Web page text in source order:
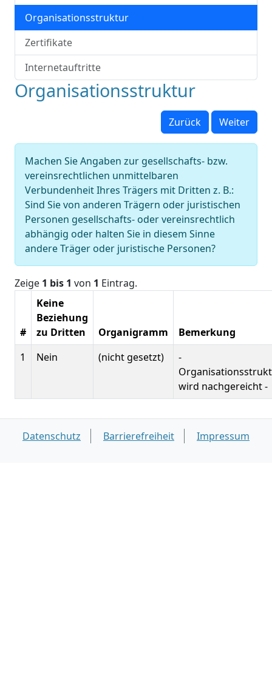
Organisationsstruktur
Zertifikate
Internetauftritte
Organisationsstruktur
Zurück Weiter
Machen Sie Angaben zur gesellschafts- bzw.
vereinsrechtlichen unmittelbaren
Verbundenheit Ihres Trägers mit Dritten z. B.:
Sind Sie von anderen Trägern oder juristischen
Personen gesellschafts- oder vereinsrechtlich
abhängig oder halten Sie in diesem Sinne
andere Träger oder juristische Personen?
Zeige 1 bis 1 von 1 Eintrag.
#
Keine
Beziehung
zu Dritten
Organigramm
Bemerkung
1
Nein (nicht gesetzt)
-
wird nachgereicht -
Datenschutz Barrierefreiheit Impressum